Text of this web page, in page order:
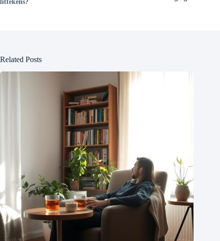
littekens?
Related Posts